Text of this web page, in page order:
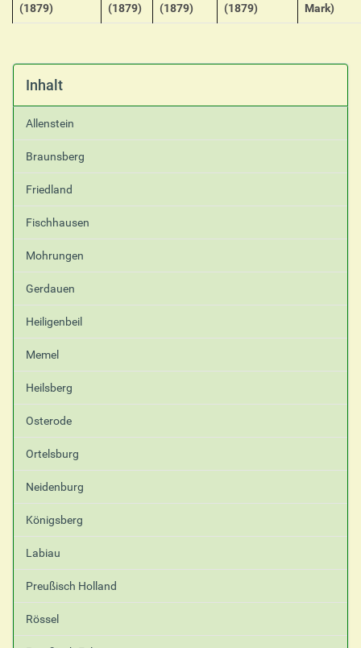
(1879)
(1879)
(1879)
(1879)
Mark)
Inhalt
Allenstein
Braunsberg
Friedland
Fischhausen
Mohrungen
Gerdauen
Heiligenbeil
Memel
Heilsberg
Osterode
Ortelsburg
Neidenburg
Königsberg
Labiau
Preußisch Holland
Rössel